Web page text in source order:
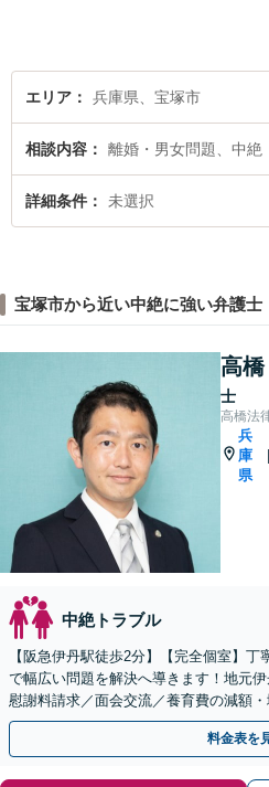
エリア 兵庫県、宝塚市
相談内容 離婚・男女問題、中絶
詳細条件 未選択
宝塚市から近い中絶に強い弁護士
高
士
高橋法
兵
庫
県
中絶トラブル
【阪急伊丹駅徒歩2分】【完全個室】
で幅広い問題を解決へ導きます！地元
慰謝料請求／面会交流／養育費の減額・
初回無料】【休日夜間対応可】【オン
料金表を